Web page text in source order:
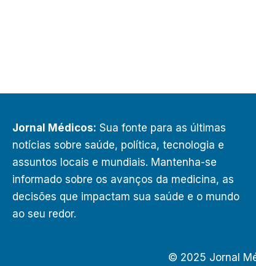
Jornal Médicos: Sua fonte para as últimas
notícias sobre saúde, política, tecnologia e
assuntos locais e mundiais. Mantenha-se
informado sobre os avanços da medicina, as
decisões que impactam sua saúde e o mundo
ao seu redor.
© 2025 Jornal